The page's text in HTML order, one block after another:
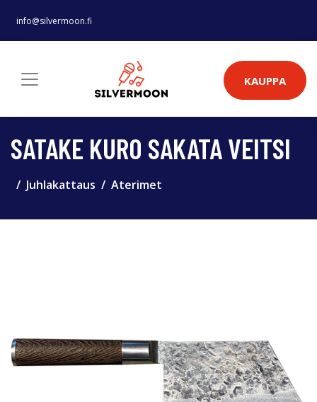
info@silvermoon.fi
KAUPPA
SATAKE KURO SAKATA VEITSI
Juhlakattaus Aterimet